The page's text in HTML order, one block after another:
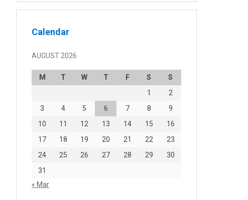
Calendar
AUGUST 2026
M T W T F S
S
1
2
3
4 5 6 7 8
9
10
11 12 13 14 15
16
17
18 19 20 21 22
23
24
25 26 27 28 29
30
31
« Mar